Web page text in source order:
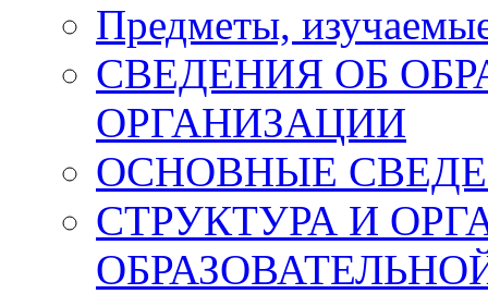
Предметы,
СВЕДЕНИЯ ОБ
ОРГАНИЗАЦИИ
ОСНОВНЫЕ
СТРУКТУРА И